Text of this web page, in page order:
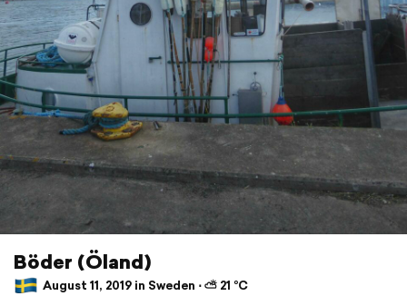
Böder (Öland)
August 11, 2019 in Sweden ⋅ ⛅ 21 °C